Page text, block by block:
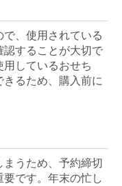
、使用されている
認することが大切で
しているおせち
るため、購入前に
まうため、予約締切
です。年末の忙し